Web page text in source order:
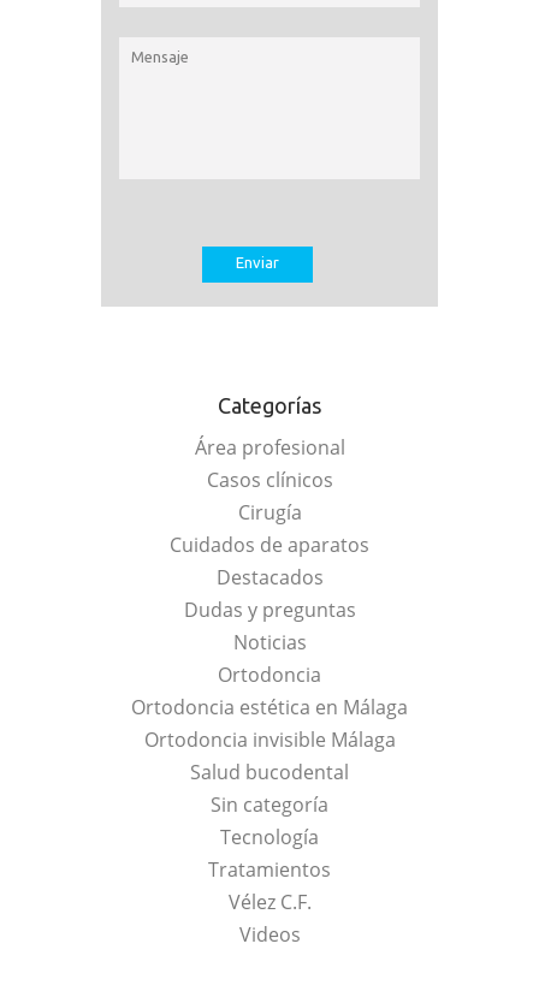
Categorías
Área profesional
Casos clínicos
Cirugía
Cuidados de aparatos
Destacados
Dudas y preguntas
Noticias
Ortodoncia
Ortodoncia estética en Málaga
Ortodoncia invisible Málaga
Salud bucodental
Sin categoría
Tecnología
Tratamientos
Vélez C.F.
Videos